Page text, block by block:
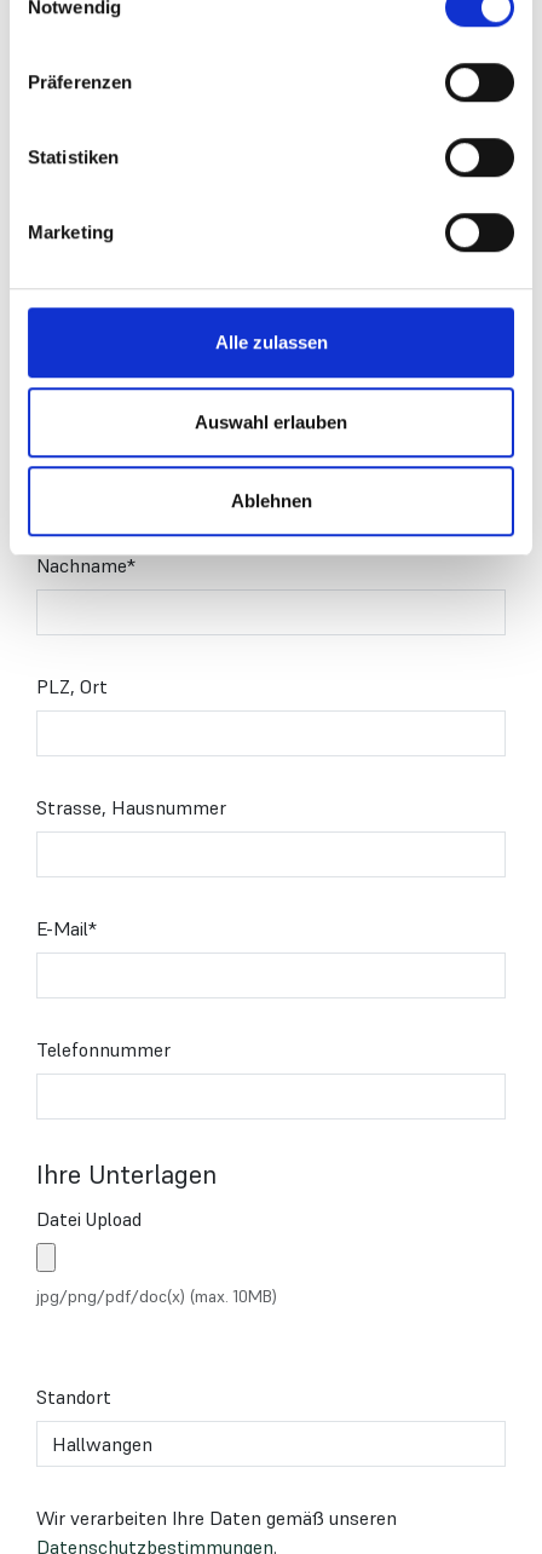
Notwendig
Präferenzen
Statistiken
Marketing
Alle zulassen
Auswahl erlauben
Ablehnen
Vanessa Hahn, Einrichtungsleitung
72
BEWERBUNGSFORMULAR
Nachname*
PLZ, Ort
Strasse, Hausnummer
E-Mail*
Telefonnummer
Ihre Unterlagen
Datei Upload
jpg/png/pdf/doc(x) (max. 10MB)
Standort
Wir verarbeiten Ihre Daten gemäß unseren
Datenschutzbestimmungen.